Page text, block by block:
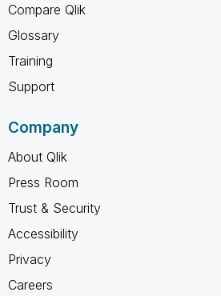
Compare Qlik
Glossary
Training
Support
Company
About Qlik
Press Room
Trust & Security
Accessibility
Privacy
Careers